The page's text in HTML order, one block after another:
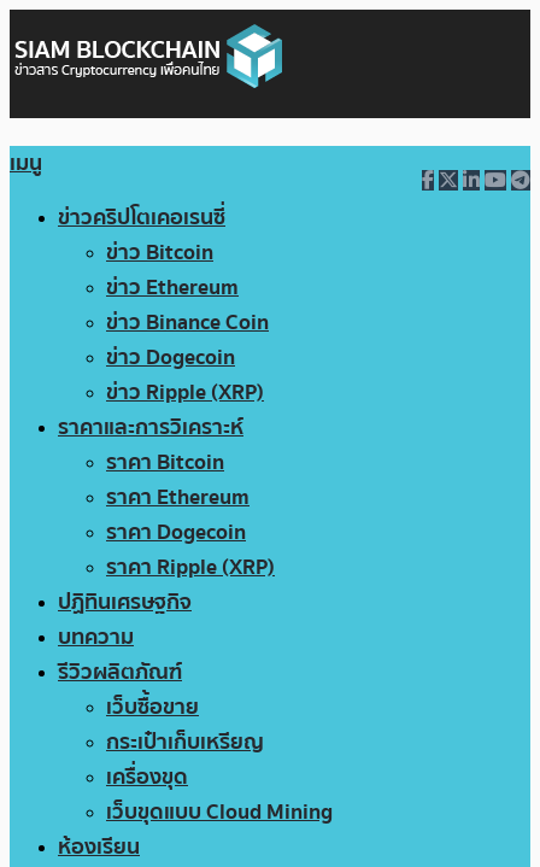
เมนู
ข่าวคริปโตเคอเรนซี่
ข่าว Bitcoin
ข่าว Ethereum
ข่าว Binance Coin
ข่าว Dogecoin
ข่าว Ripple (XRP)
ราคาและการวิเคราะห์
ราคา Bitcoin
ราคา Ethereum
ราคา Dogecoin
ราคา Ripple (XRP)
ปฏิทินเศรษฐกิจ
บทความ
รีวิวผลิตภัณฑ์
เว็บซื้อขาย
กระเป๋าเก็บเหรียญ
เครื่องขุด
เว็บขุดแบบ Cloud Mining
ห้องเรียน